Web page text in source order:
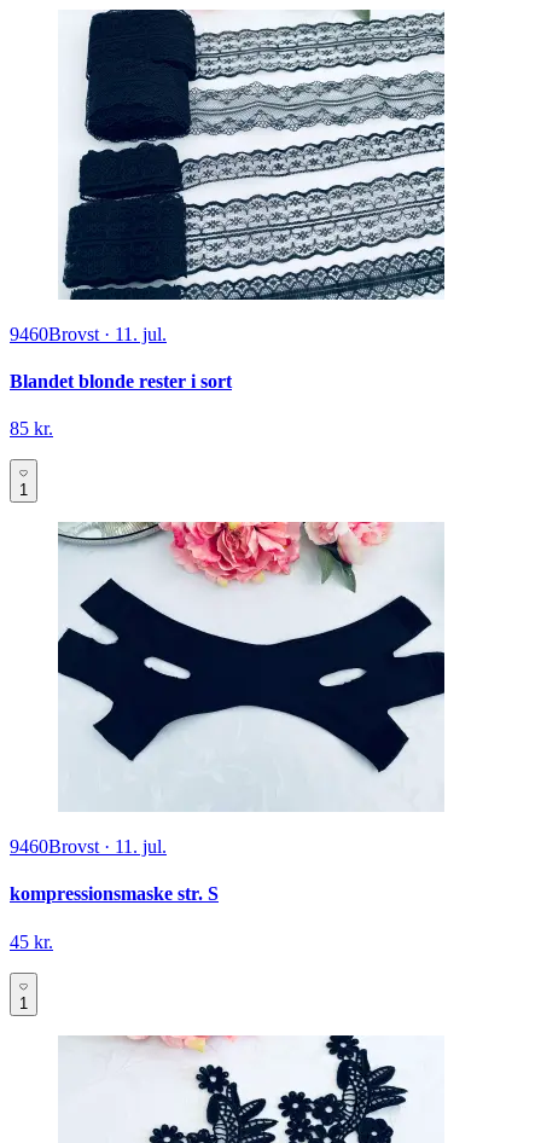
9460Brovst · 11. jul.
Blandet blonde rester i sort
85 kr.
1
9460Brovst · 11. jul.
kompressionsmaske str. S
45 kr.
1